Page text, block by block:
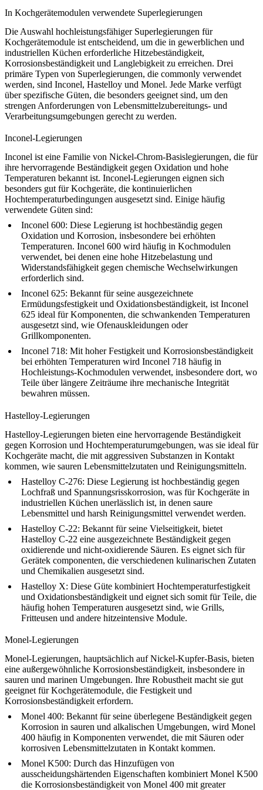
In Kochgerätemodulen verwendete Superlegierungen
Die Auswahl hochleistungsfähiger Superlegierungen für
Kochgerätemodule ist entscheidend, um die in gewerblichen und
industriellen Küchen erforderliche Hitzebeständigkeit,
Korrosionsbeständigkeit und Langlebigkeit zu erreichen. Drei
primäre Typen von Superlegierungen, die commonly verwendet
werden, sind Inconel, Hastelloy und Monel. Jede Marke verfügt
über spezifische Güten, die besonders geeignet sind, um den
strengen Anforderungen von Lebensmittelzubereitungs- und
Verarbeitungsumgebungen gerecht zu werden.
Inconel-Legierungen
Inconel ist eine Familie von Nickel-Chrom-Basislegierungen, die für
ihre hervorragende Beständigkeit gegen Oxidation und hohe
Temperaturen bekannt ist. Inconel-Legierungen eignen sich
besonders gut für Kochgeräte, die kontinuierlichen
Hochtemperaturbedingungen ausgesetzt sind. Einige häufig
verwendete Güten sind:
Inconel 600: Diese Legierung ist hochbeständig gegen
Oxidation und Korrosion, insbesondere bei erhöhten
Temperaturen. Inconel 600 wird häufig in Kochmodulen
verwendet, bei denen eine hohe Hitzebelastung und
Widerstandsfähigkeit gegen chemische Wechselwirkungen
erforderlich sind.
Inconel 625: Bekannt für seine ausgezeichnete
Ermüdungsfestigkeit und Oxidationsbeständigkeit, ist Inconel
625 ideal für Komponenten, die schwankenden Temperaturen
ausgesetzt sind, wie Ofenauskleidungen oder
Grillkomponenten.
Inconel 718: Mit hoher Festigkeit und Korrosionsbeständigkeit
bei erhöhten Temperaturen wird Inconel 718 häufig in
Hochleistungs-Kochmodulen verwendet, insbesondere dort, wo
Teile über längere Zeiträume ihre mechanische Integrität
bewahren müssen.
Hastelloy-Legierungen
Hastelloy-Legierungen bieten eine hervorragende Beständigkeit
gegen Korrosion und Hochtemperaturumgebungen, was sie ideal für
Kochgeräte macht, die mit aggressiven Substanzen in Kontakt
kommen, wie sauren Lebensmittelzutaten und Reinigungsmitteln.
Hastelloy C-276: Diese Legierung ist hochbeständig gegen
Lochfraß und Spannungsrisskorrosion, was für Kochgeräte in
industriellen Küchen unerlässlich ist, in denen saure
Lebensmittel und harsh Reinigungsmittel verwendet werden.
Hastelloy C-22: Bekannt für seine Vielseitigkeit, bietet
Hastelloy C-22 eine ausgezeichnete Beständigkeit gegen
oxidierende und nicht-oxidierende Säuren. Es eignet sich für
Gerätek componenten, die verschiedenen kulinarischen Zutaten
und Chemikalien ausgesetzt sind.
Hastelloy X: Diese Güte kombiniert Hochtemperaturfestigkeit
und Oxidationsbeständigkeit und eignet sich somit für Teile, die
häufig hohen Temperaturen ausgesetzt sind, wie Grills,
Fritteusen und andere hitzeintensive Module.
Monel-Legierungen
Monel-Legierungen, hauptsächlich auf Nickel-Kupfer-Basis, bieten
eine außergewöhnliche Korrosionsbeständigkeit, insbesondere in
sauren und marinen Umgebungen. Ihre Robustheit macht sie gut
geeignet für Kochgerätemodule, die Festigkeit und
Korrosionsbeständigkeit erfordern.
Monel 400: Bekannt für seine überlegene Beständigkeit gegen
Korrosion in sauren und alkalischen Umgebungen, wird Monel
400 häufig in Komponenten verwendet, die mit Säuren oder
korrosiven Lebensmittelzutaten in Kontakt kommen.
Monel K500: Durch das Hinzufügen von
ausscheidungshärtenden Eigenschaften kombiniert Monel K500
die Korrosionsbeständigkeit von Monel 400 mit greater